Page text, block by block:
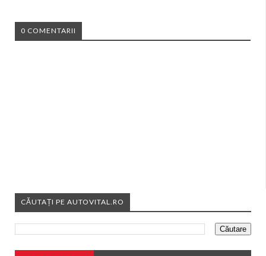
0 COMENTARII
CĂUTAȚI PE AUTOVITAL.RO